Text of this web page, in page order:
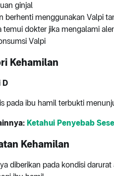
ginjal
berhenti menggunakan Valpi
temui dokter jika mengalami
Valpi
Kehamilan
D
pada ibu hamil terbukti
Ketahui Penyebab
Kehamilan
diberikan pada kondisi